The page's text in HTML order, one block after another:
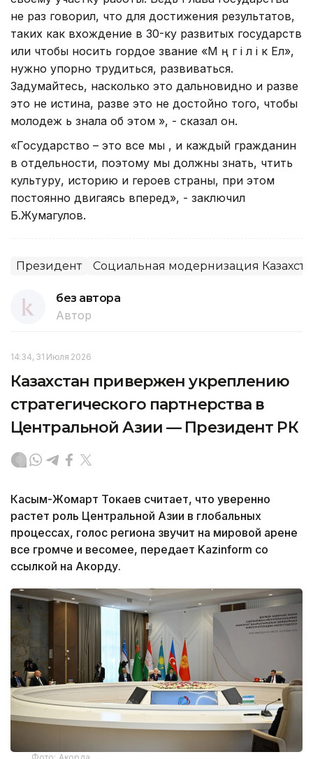
не раз говорил, что для достижения результатов,
таких как вхождение в 30-ку развитых государств
или чтобы носить гордое звание «М әң г і л і к Ел»,
нужно упорно трудиться, развиваться.
Задумайтесь, насколько это дальновидно и разве
это не истина, разве это не достойно того, чтобы
молодеж ь знала об этом », - сказал он.
«Государство – это все мы , и каждый гражданин
в отдельности, поэтому мы должны знать, чтить
культуру, историю и героев страны, при этом
постоянно двигаясь вперед», - заключил
Б.Жумагулов.
Президент Социальная модернизация
без автора
Автор
14:34, 31 Июля 2026
Казахстан привержен укреплению
стратегического партнерства в
Центральной Азии — Президент РК
Касым-Жомарт Токаев считает, что уверенно
растет роль Центральной Азии в глобальных
процессах, голос региона звучит на мировой арене
все громче и весомее, передает Kazinform со
ссылкой на Акорду.